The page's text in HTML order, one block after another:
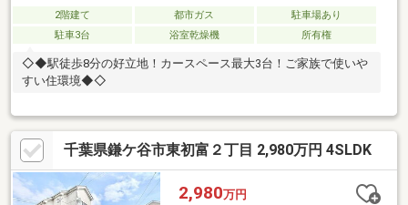
2階建て 都市ガス
駐車場あり
駐車3台
浴室乾燥機 所有権
◇◆駅徒歩8分の好立地！カースペース最大3台！ご家族で使いや
すい住環境◆◇
千葉県鎌ケ谷市東初富２丁目 2,980万円 4SLDK
2,980万円